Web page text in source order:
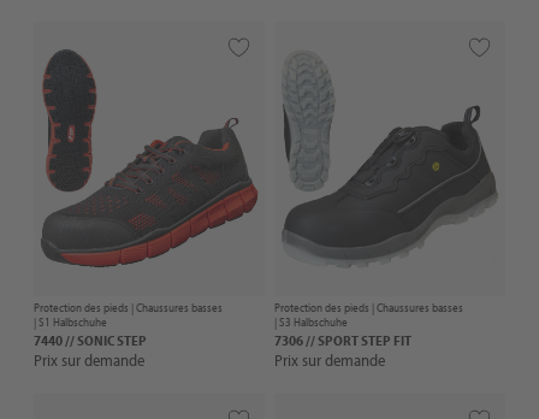
Protection des pieds |Chaussures basses
| S1 Halbschuhe
7440 // SONIC STEP
Prix sur demande
Protection des pieds |Chaussures basses
| S3 Halbschuhe
7306 // SPORT STEP FIT
Prix sur demande